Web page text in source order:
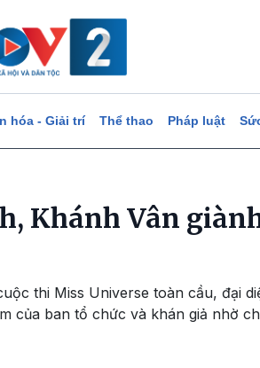
hóa - Giải trí Thể thao Pháp luật
Khánh Vân
thi Miss Universe toàn cầu, đại
của ban tổ chức và khán giả nhờ